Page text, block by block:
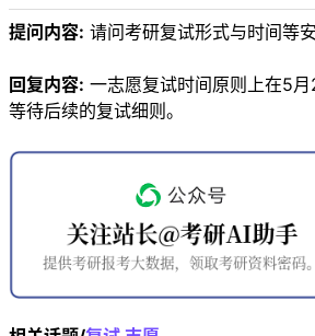
提问内容: 请问考研复试形式与时间等
回复内容: 一志愿复试时间原则上在5
等待后续的复试细则。